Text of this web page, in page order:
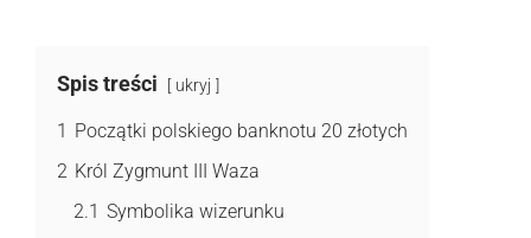
Spis treści ukryj
1 Początki polskiego banknotu 20 złotych
2 Król Zygmunt III Waza
2.1 Symbolika wizerunku